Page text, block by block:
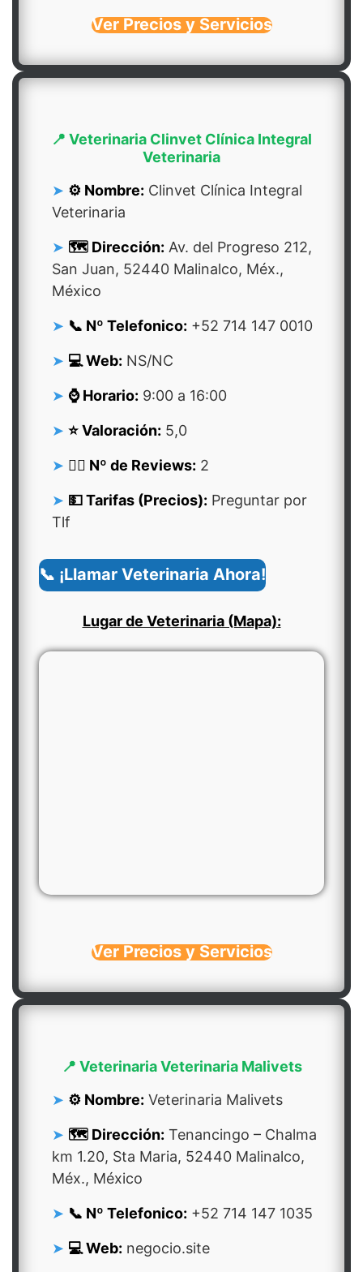
Ver Precios y Servicios
📍 Veterinaria Clinvet Clínica Integral
Veterinaria
⚙️ Nombre: Clinvet Clínica Integral
Veterinaria
🗺️ Dirección: Av. del Progreso 212,
San Juan, 52440 Malinalco, Méx.,
México
📞 Nº Telefonico: +52 714 147 0010
💻 Web: NS/NC
⌚ Horario: 9:00 a 16:00
⭐ Valoración: 5,0
👍🏻 Nº de Reviews: 2
💵 Tarifas (Precios): Preguntar por
Tlf
📞 ¡Llamar Veterinaria Ahora!
Lugar de Veterinaria (Mapa):
Ver Precios y Servicios
📍 Veterinaria Veterinaria Malivets
⚙️ Nombre: Veterinaria Malivets
🗺️ Dirección: Tenancingo – Chalma
km 1.20, Sta Maria, 52440 Malinalco,
Méx., México
📞 Nº Telefonico: +52 714 147 1035
💻 Web: negocio.site